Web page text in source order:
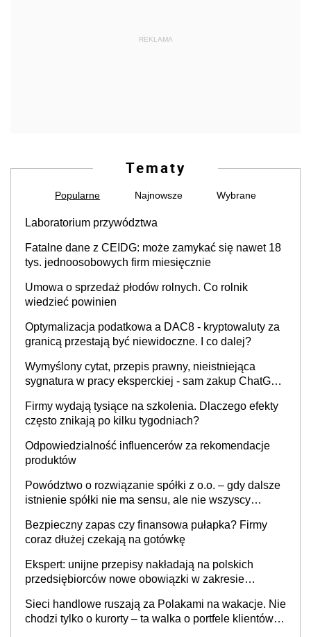
REKLAMA
Tematy
Popularne Najnowsze Wybrane
Laboratorium przywództwa
Fatalne dane z CEIDG: może zamykać się nawet 18
tys. jednoosobowych firm miesięcznie
Umowa o sprzedaż płodów rolnych. Co rolnik
wiedzieć powinien
Optymalizacja podatkowa a DAC8 - kryptowaluty za
granicą przestają być niewidoczne. I co dalej?
Wymyślony cytat, przepis prawny, nieistniejąca
sygnatura w pracy eksperckiej - sam zakup ChatGPT
Firmy wydają tysiące na szkolenia. Dlaczego efekty
często znikają po kilku tygodniach?
Odpowiedzialność influencerów za rekomendacje
produktów
Powództwo o rozwiązanie spółki z o.o. – gdy dalsze
istnienie spółki nie ma sensu, ale nie wszyscy
Bezpieczny zapas czy finansowa pułapka? Firmy
coraz dłużej czekają na gotówkę
Ekspert: unijne przepisy nakładają na polskich
przedsiębiorców nowe obowiązki w zakresie
Sieci handlowe ruszają za Polakami na wakacje. Nie
chodzi tylko o kurorty – ta walka o portfele klientów